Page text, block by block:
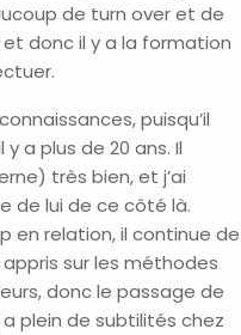
de turn over et de
et donc il y a la formation
puisqu’il
y a plus de 20 ans. Il
très bien, et j’ai
de lui de ce côté là.
en relation, il continue de
appris sur les méthodes
donc le passage de
plein de subtilités chez